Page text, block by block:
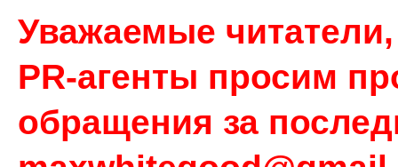
Уважаемые
PR-агенты просим
обращения за